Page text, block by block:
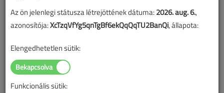
Gázellátás
Okos gázmérés?
Hej, ráérünk arra még?
2016/6. lapszám
Az ön jelenlegi státusza létrejöttének dátuma:2026. aug. 6.,
azonosítója:XcTzqVfYg5qnTgBf6ekQqQqTU2BanQi, állapota:
Elengedhetetlen sütik:
Funkcionális sütik: